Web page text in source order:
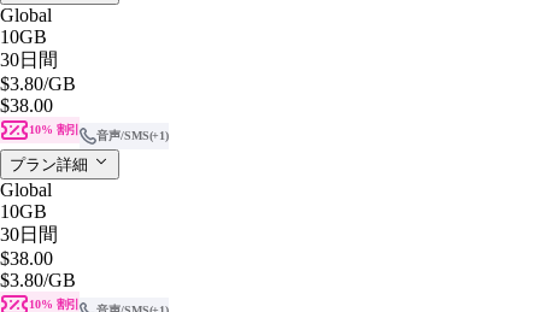
Global
10GB
30日間
$3.80/GB
$38.00
10% 割引 音声/SMS(+1)
プラン詳細
Global
10GB
30日間
$38.00
$3.80/GB
10% 割引